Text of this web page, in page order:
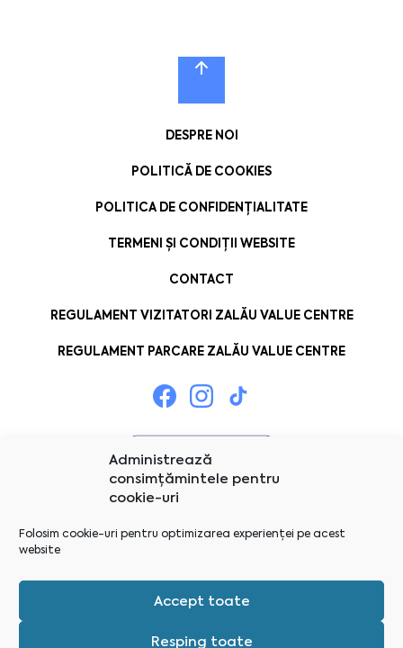
Administrează
consimțămintele pentru
cookie-uri
Folosim cookie-uri pentru optimizarea experienței pe acest
website
Accept toate
Resping toate
DESPRE NOI
POLITICĂ DE COOKIES
POLITICA DE CONFIDENȚIALITATE
TERMENI ȘI CONDIȚII WEBSITE
CONTACT
REGULAMENT VIZITATORI ZALĂU VALUE CENTRE
REGULAMENT PARCARE ZALĂU VALUE CENTRE